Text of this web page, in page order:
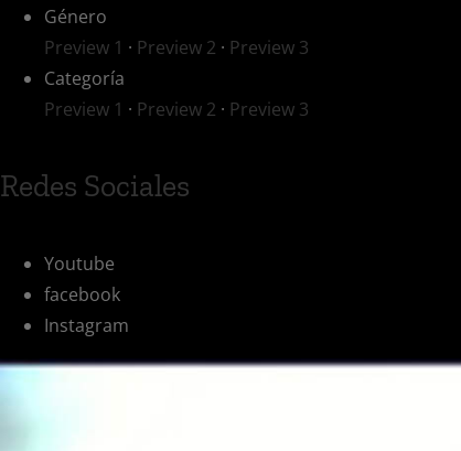
Género
Preview 1 · Preview 2 · Preview 3
Categoría
Preview 1 · Preview 2 · Preview 3
Redes Sociales
Youtube
facebook
Instagram